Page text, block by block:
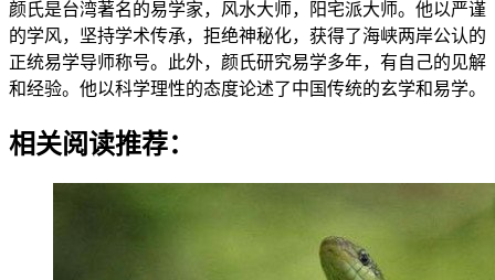
颜氏是台湾著名的易学家，风水大师，阳宅派大师。他以严谨
的学风，坚持学术传承，拒绝神秘化，获得了海峡两岸公认的
正统易学导师称号。此外，颜氏研究易学多年，有自己的见解
和经验。他以科学理性的态度论述了中国传统的玄学和易学。
相关阅读推荐：